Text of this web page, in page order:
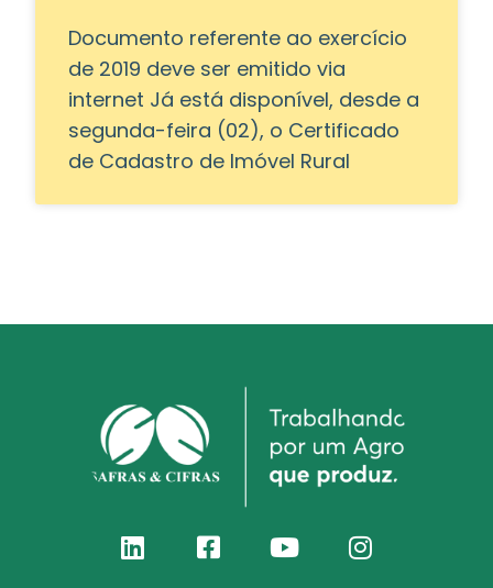
Documento referente ao exercício
de 2019 deve ser emitido via
internet Já está disponível, desde a
segunda-feira (02), o Certificado
de Cadastro de Imóvel Rural